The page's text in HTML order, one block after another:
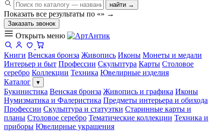
найти →
Показать все результаты по «» →
Заказать звонок
Открыть меню
Книги Венская бронза Живопись Иконы Монеты и медали
Интерьер и быт Профессии Скульптура Карты Столовое
серебро Коллекции Техника Ювелирные изделия
Каталог
▾
Букинистика Венская бронза Живопись и графика Иконы
Нумизматика и Фалеристика Предметы интерьера и обихода
Профессии Скульптура и статуэтки Старинные карты и
планы Столовое серебро Тематические коллекции Техника и
приборы Ювелирные украшения